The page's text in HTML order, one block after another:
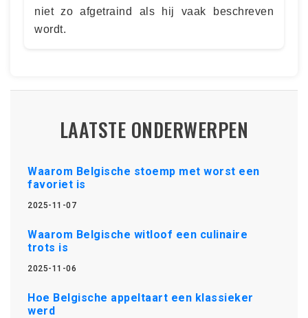
niet zo afgetraind als hij vaak beschreven
wordt.
LAATSTE ONDERWERPEN
Waarom Belgische stoemp met worst een
favoriet is
2025-11-07
Waarom Belgische witloof een culinaire
trots is
2025-11-06
Hoe Belgische appeltaart een klassieker
werd